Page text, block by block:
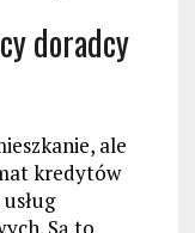
doradcy
ale
kredytów